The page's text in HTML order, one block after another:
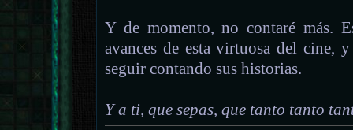
Y de momento, no contaré más.
avances de esta virtuosa del cine,
seguir contando sus historias.
Y a ti, que sepas, que tanto tanto